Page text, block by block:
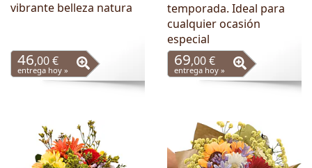
vibrante belleza natura
46,00 €
entrega hoy »
temporada. Ideal para
cualquier ocasión
especial
69,00 €
entrega hoy »